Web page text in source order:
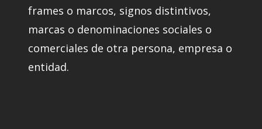
frames o marcos, signos distintivos,
marcas o denominaciones sociales o
comerciales de otra persona, empresa o
entidad.